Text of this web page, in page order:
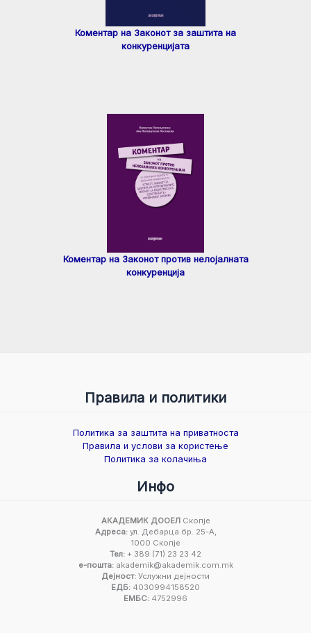
Коментар на Законот за заштита на
конкуренцијата
Коментар на Законот против нелојалната
конкуренција
Правила и политики
Политика за заштита на приватноста
Правила и услови за користење
Политика за колачиња
Инфо
АКАДЕМИК ДООЕЛСкопје
Адреса:ул. Дебарца бр. 25-А,
1000 Скопје
Тел: + 389 (71) 23 23 42
е-пошта:akademik@akademik.com.mk
Дејност: Услужни дејности
ЕДБ: 4030994158520
ЕМБС: 4752996